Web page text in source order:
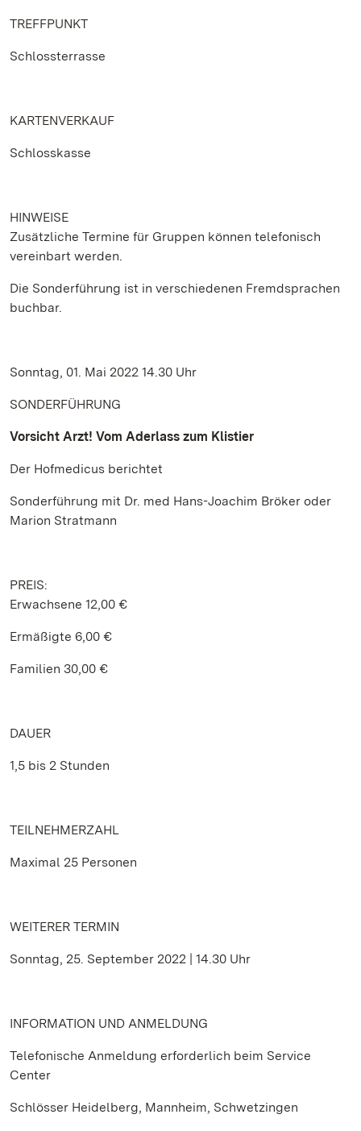
TREFFPUNKT
Schlossterrasse
KARTENVERKAUF
Schlosskasse
HINWEISE
Zusätzliche Termine für Gruppen können telefonisch
vereinbart werden.
Die Sonderführung ist in verschiedenen Fremdsprachen
buchbar.
Sonntag, 01. Mai 2022 14.30 Uhr
SONDERFÜHRUNG
Vorsicht Arzt! Vom Aderlass zum Klistier
Der Hofmedicus berichtet
Sonderführung mit Dr. med Hans-Joachim Bröker oder
Marion Stratmann
PREIS:
Erwachsene 12,00 €
Ermäßigte 6,00 €
Familien 30,00 €
DAUER
1,5 bis 2 Stunden
TEILNEHMERZAHL
Maximal 25 Personen
WEITERER TERMIN
Sonntag, 25. September 2022 | 14.30 Uhr
INFORMATION UND ANMELDUNG
Telefonische Anmeldung erforderlich beim Service
Center
Schlösser Heidelberg, Mannheim, Schwetzingen